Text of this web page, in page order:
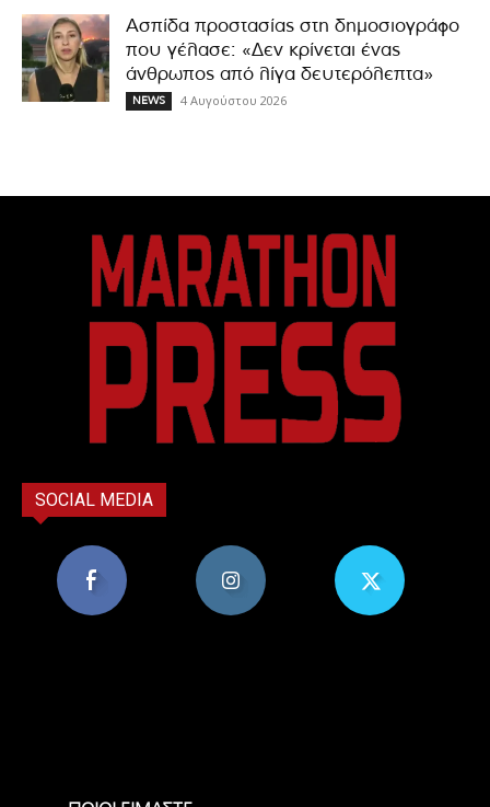
Ασπίδα προστασίας στη δημοσιογράφο
που γέλασε: «Δεν κρίνεται ένας
άνθρωπος από λίγα δευτερόλεπτα»
NEWS 4 Αυγούστου 2026
SOCIAL MEDIA